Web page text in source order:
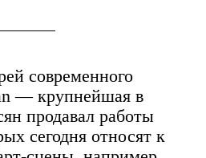
современного
— крупнейшая в
продавал работы
сегодня относят к